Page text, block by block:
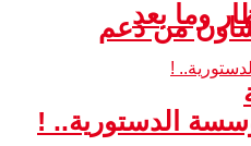
من دعم
الدستورية.. !